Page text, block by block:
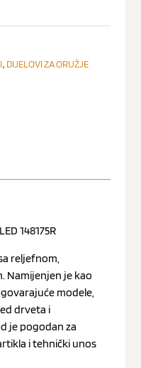
, DIJELOVI ZA ORUŽJE
148175R
reljefnom,
Namijenjen je kao
modele,
drveta i
je pogodan za
i tehnički unos